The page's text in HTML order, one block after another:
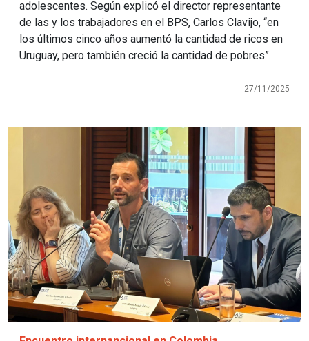
adolescentes. Según explicó el director representante
de las y los trabajadores en el BPS, Carlos Clavijo, “en
los últimos cinco años aumentó la cantidad de ricos en
Uruguay, pero también creció la cantidad de pobres”.
27/11/2025